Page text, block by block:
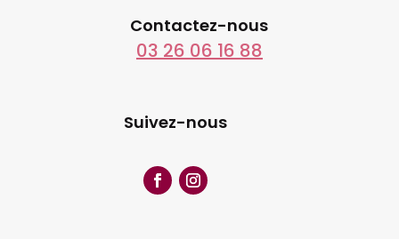
Contactez-nous
03 26 06 16 88
Suivez-nous